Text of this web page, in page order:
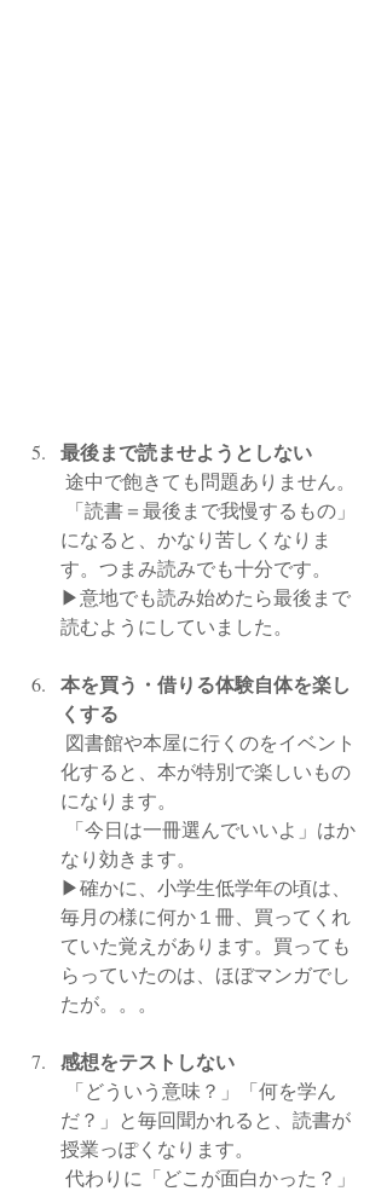
最後まで読ませようとしない
途中で飽きても問題ありません。
になると、かなり苦しくなりま
す。つまみ読みでも十分です。
▶︎意地でも読み始めたら最後まで
読むようにしていました。
本を買う・借りる体験自体を楽し
くする
化すると、本が特別で楽しいもの
になります。
なり効きます。
▶︎確かに、小学生低学年の頃は、
毎月の様に何か１冊、買ってくれ
ていた覚えがあります。買っても
らっていたのは、ほぼマンガでし
たが。。。
感想をテストしない
だ？」と毎回聞かれると、読書が
授業っぽくなります。